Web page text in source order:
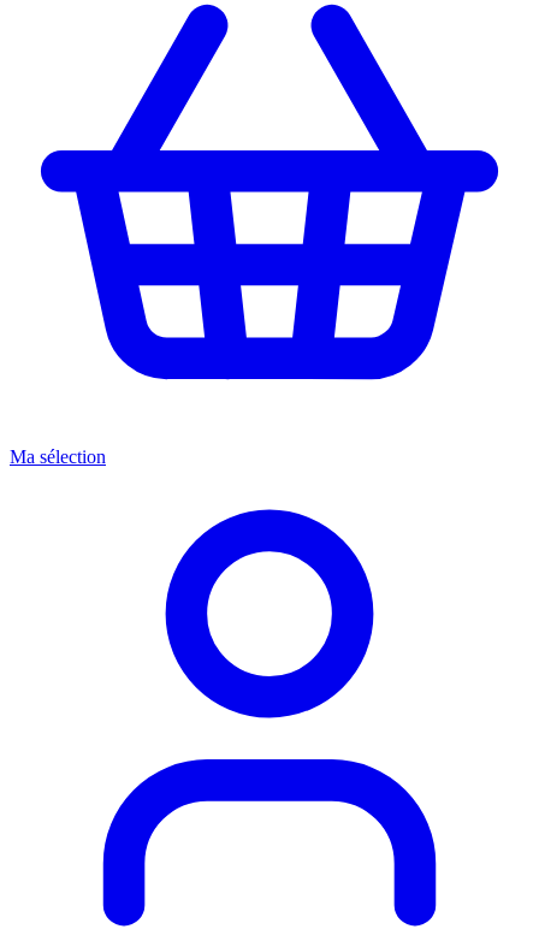
Ma sélection